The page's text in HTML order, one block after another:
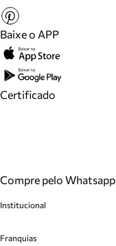
Baixe o APP
Certificado
Compre pelo Whatsapp
Institucional
Franquias